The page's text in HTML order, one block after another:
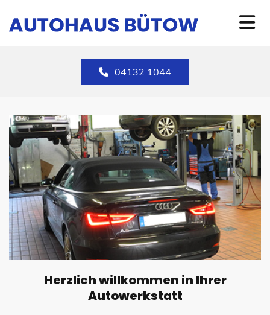
04132 1044
Herzlich willkommen in Ihrer
Autowerkstatt